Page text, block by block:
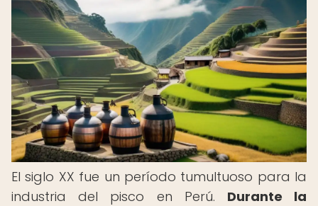
El siglo XX fue un período tumultuoso para la
industria del pisco en Perú. Durante la